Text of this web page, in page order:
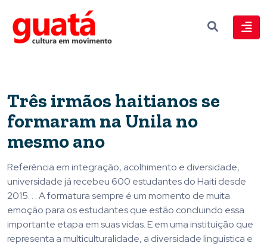
Três irmãos haitianos se
formaram na Unila no
mesmo ano
Referência em integração, acolhimento e diversidade,
universidade já recebeu 600 estudantes do Haiti desde
2015. . . A formatura sempre é um momento de muita
emoção para os estudantes que estão concluindo essa
importante etapa em suas vidas. E em uma instituição que
representa a multiculturalidade, a diversidade linguística e